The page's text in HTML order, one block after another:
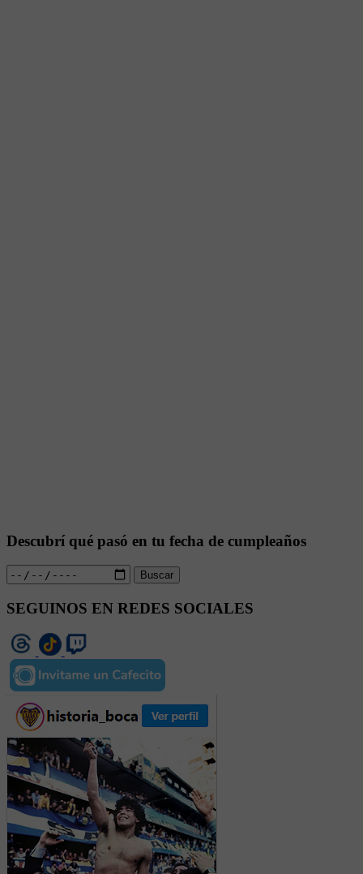
Descubrí qué pasó en tu fecha de cumpleaños
Buscar
SEGUINOS EN REDES SOCIALES